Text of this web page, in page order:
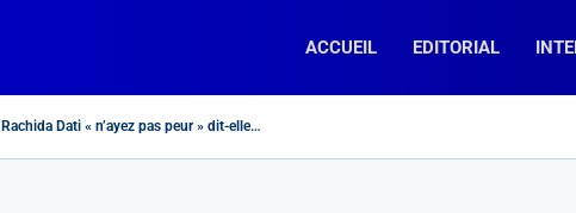
ACCUEIL EDITORIAL
Rachida Dati « n’ayez pas peur » dit-elle…
France-Maroc : alliés ou concurrents en Afrique Subsaharienne?
Pourquoi l’hydre antisémite prospère-t-elle en France (et ailleurs…) ?